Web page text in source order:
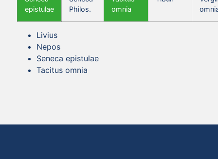
epistulae
Philos.
omnia
Livius
Nepos
Seneca epistulae
Tacitus omnia